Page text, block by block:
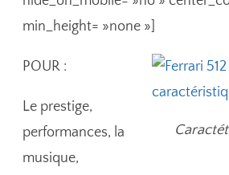
min_height= »none »]
POUR :
Le prestige,
performances, la
musique,